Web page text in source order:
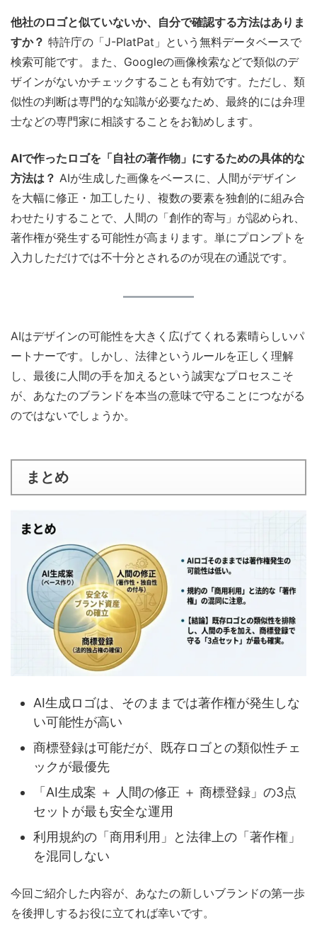
他社のロゴと似ていないか、自分で確認する方法はありま
すか？ 特許庁の「J-PlatPat」という無料データベースで
検索可能です。また、Googleの画像検索などで類似のデ
ザインがないかチェックすることも有効です。ただし、類
似性の判断は専門的な知識が必要なため、最終的には弁理
士などの専門家に相談することをお勧めします。
AIで作ったロゴを「自社の著作物」にするための具体的な
方法は？ AIが生成した画像をベースに、人間がデザイン
を大幅に修正・加工したり、複数の要素を独創的に組み合
わせたりすることで、人間の「創作的寄与」が認められ、
著作権が発生する可能性が高まります。単にプロンプトを
入力しただけでは不十分とされるのが現在の通説です。
AIはデザインの可能性を大きく広げてくれる素晴らしいパ
ートナーです。しかし、法律というルールを正しく理解
し、最後に人間の手を加えるという誠実なプロセスこそ
が、あなたのブランドを本当の意味で守ることにつながる
のではないでしょうか。
まとめ
AI生成ロゴは、そのままでは著作権が発生しな
い可能性が高い
商標登録は可能だが、既存ロゴとの類似性チェ
ックが最優先
「AI生成案 ＋ 人間の修正 ＋ 商標登録」の3点
セットが最も安全な運用
利用規約の「商用利用」と法律上の「著作権」
を混同しない
今回ご紹介した内容が、あなたの新しいブランドの第一歩
を後押しするお役に立てれば幸いです。